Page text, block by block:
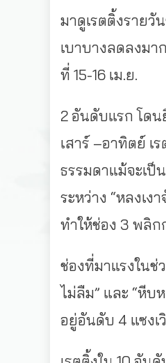
มาดูเรตติ้งรายวั
เบาบางลดลงมา
ที่ 15-16 เม.ย.
2 อันดับแรก โดน
เสาร์ –อาทิตย์ เ
ธรรมดาแม้จะเป็
ระหว่าง “หลงเ
ทำให้ช่อง 3 พลิก
ช่องที่มาแรงในช่
ไม่ลืม” และ “หีบ
อยู่อันดับ 4 แซง